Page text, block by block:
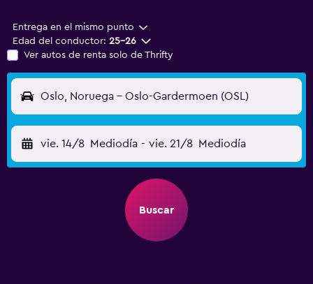
Entrega en el mismo punto
Edad del conductor: 25-26
Ver autos de renta solo de Thrifty
Oslo, Noruega - Oslo-Gardermoen (OSL)
vie. 14/8 Mediodía - vie. 21/8 Mediodía
Buscar